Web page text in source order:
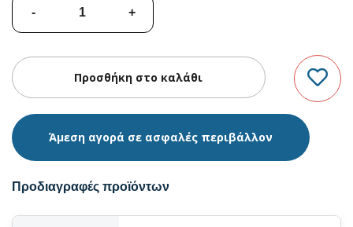
Άμεση αγορά σε ασφαλές περιβάλλον
Προδιαγραφές προϊόντων